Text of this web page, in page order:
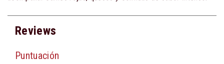
Reviews
Puntuación